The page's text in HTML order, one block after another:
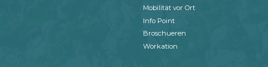
Mobilität vor Ort
Info Point
Broschueren
Workation